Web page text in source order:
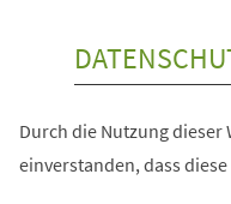
Durch die Nutzung dieser
einverstanden, dass